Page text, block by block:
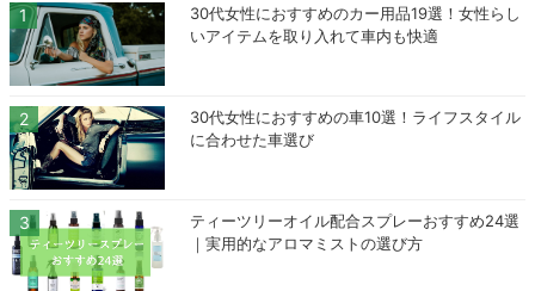
30代女性におすすめのカー用品19選！女性らし
いアイテムを取り入れて車内も快適
30代女性におすすめの車10選！ライフスタイル
に合わせた車選び
ティーツリーオイル配合スプレーおすすめ24選
｜実用的なアロマミストの選び方